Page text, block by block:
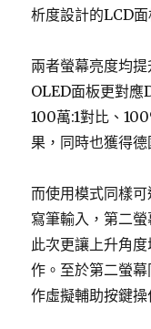
析度設計的LCD
兩者螢幕亮度均
OLED面板更對應
100萬:1對比、
果，同時也獲得
而使用模式同樣
寫筆輸入，第二
此次更讓上升角
作。至於第二螢
作虛擬輔助按鍵